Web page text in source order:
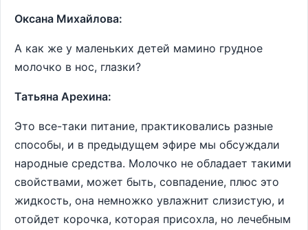
Оксана Михайлова:
А как же у маленьких детей мамино грудное
молочко в нос, глазки?
Татьяна Арехина:
Это все-таки питание, практиковались разные
способы, и в предыдущем эфире мы обсуждали
народные средства. Молочко не обладает такими
свойствами, может быть, совпадение, плюс это
жидкость, она немножко увлажнит слизистую, и
отойдет корочка, которая присохла, но лечебным